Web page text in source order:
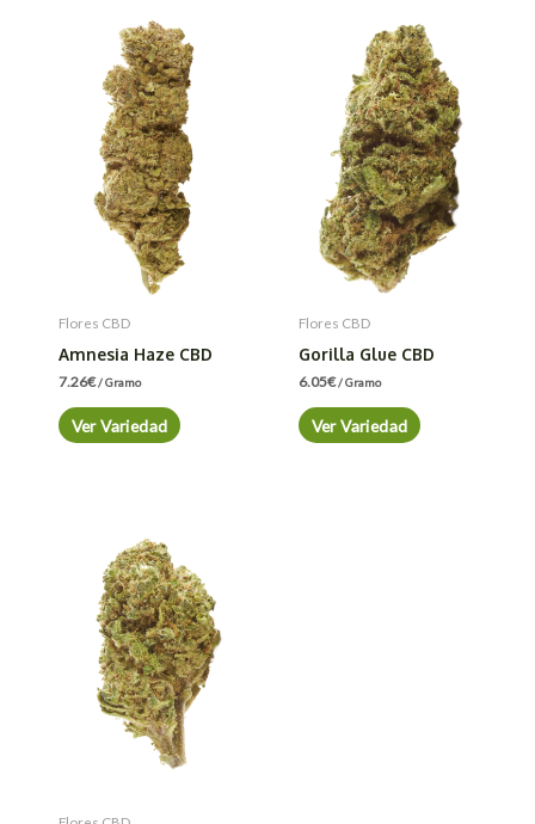
Flores CBD
Amnesia Haze CBD
7.26€/ Gramo
Ver Variedad
Flores CBD
Gorilla Glue CBD
6.05€/ Gramo
Ver Variedad